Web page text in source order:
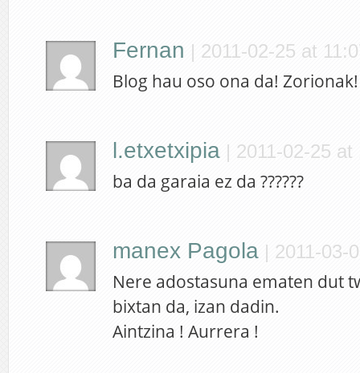
Fernan | 2011-02-25 at
Blog hau oso ona da!
l.etxetxipia | 2011-02-25 at
ba da garaia ez da ??????
manex Pagola | 2011-03-
Nere adostasuna ematen dut
bixtan da, izan dadin.
Aintzina ! Aurrera !